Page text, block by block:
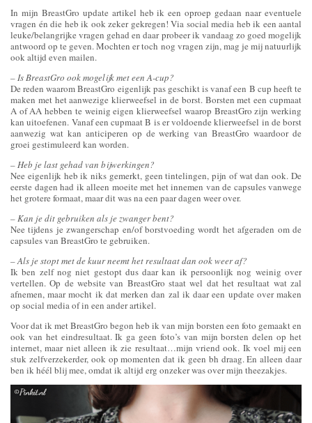
In mijn BreastGro update artikel heb ik een oproep gedaan naar eventuele
vragen én die heb ik ook zeker gekregen! Via social media heb ik een aantal
leuke/belangrijke vragen gehad en daar probeer ik vandaag zo goed mogelijk
antwoord op te geven. Mochten er toch nog vragen zijn, mag je mij natuurlijk
ook altijd even mailen.
– Is BreastGro ook mogelijk met een A-cup?
De reden waarom BreastGro eigenlijk pas geschikt is vanaf een B cup heeft te
maken met het aanwezige klierweefsel in de borst. Borsten met een cupmaat
A of AA hebben te weinig eigen klierweefsel waarop BreastGro zijn werking
kan uitoefenen. Vanaf een cupmaat B is er voldoende klierweefsel in de borst
aanwezig wat kan anticiperen op de werking van BreastGro waardoor de
groei gestimuleerd kan worden.
– Heb je last gehad van bijwerkingen?
Nee eigenlijk heb ik niks gemerkt, geen tintelingen, pijn of wat dan ook. De
eerste dagen had ik alleen moeite met het innemen van de capsules vanwege
het grotere formaat, maar dit was na een paar dagen weer over.
– Kan je dit gebruiken als je zwanger bent?
Nee tijdens je zwangerschap en/of borstvoeding wordt het afgeraden om de
capsules van BreastGro te gebruiken.
– Als je stopt met de kuur neemt het resultaat dan ook weer af?
Ik ben zelf nog niet gestopt dus daar kan ik persoonlijk nog weinig over
vertellen. Op de website van BreastGro staat wel dat het resultaat wat zal
afnemen, maar mocht ik dat merken dan zal ik daar een update over maken
op social media of in een ander artikel.
Voor dat ik met BreastGro begon heb ik van mijn borsten een foto gemaakt en
ook van het eindresultaat. Ik ga geen foto’s van mijn borsten delen op het
internet, maar niet alleen ik zie resultaat…mijn vriend ook. Ik voel mij een
stuk zelfverzekerder, ook op momenten dat ik geen bh draag. En alleen daar
ben ik héél blij mee, omdat ik altijd erg onzeker was over mijn theezakjes.